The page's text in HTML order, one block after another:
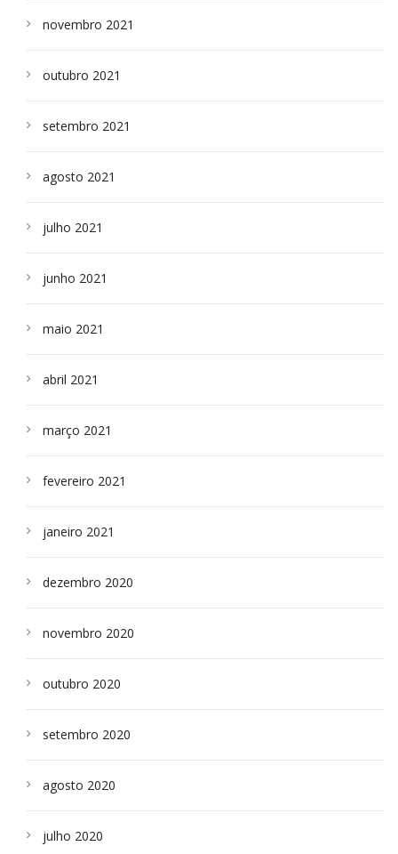
novembro 2021
outubro 2021
setembro 2021
agosto 2021
julho 2021
junho 2021
maio 2021
abril 2021
março 2021
fevereiro 2021
janeiro 2021
dezembro 2020
novembro 2020
outubro 2020
setembro 2020
agosto 2020
julho 2020